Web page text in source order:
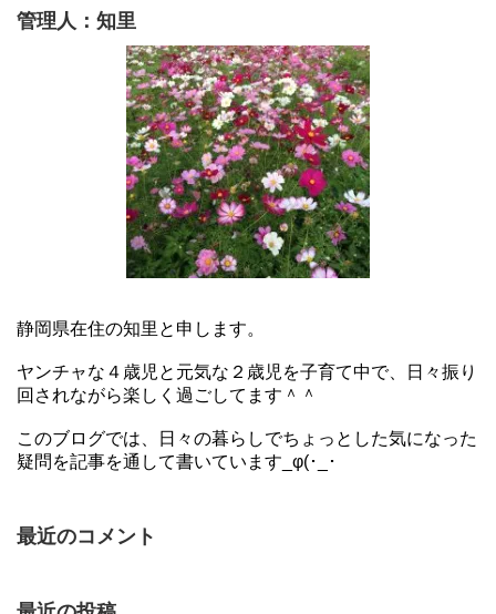
管理人：知里
静岡県在住の知里と申します。
ヤンチャな４歳児と元気な２歳児を子育て中で、日々振り
回されながら楽しく過ごしてます＾＾
このブログでは、日々の暮らしでちょっとした気になった
疑問を記事を通して書いています_φ(･_･
最近のコメント